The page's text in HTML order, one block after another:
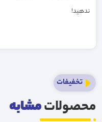
ندهید!
تخفیفات
محصولاتمشابه